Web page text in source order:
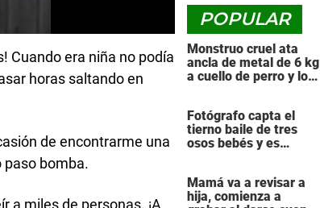
Cuando era niña no podía
horas saltando en
de encontrarme una
paso bomba.
a miles de personas. ¡A
POPULAR
Monstruo cruel ata
ancla de metal de 6 kg
a cuello de perro y lo
Fotógrafo capta el
tierno baile de tres
osos bebés y es
Mamá va a revisar a
hija, comienza a